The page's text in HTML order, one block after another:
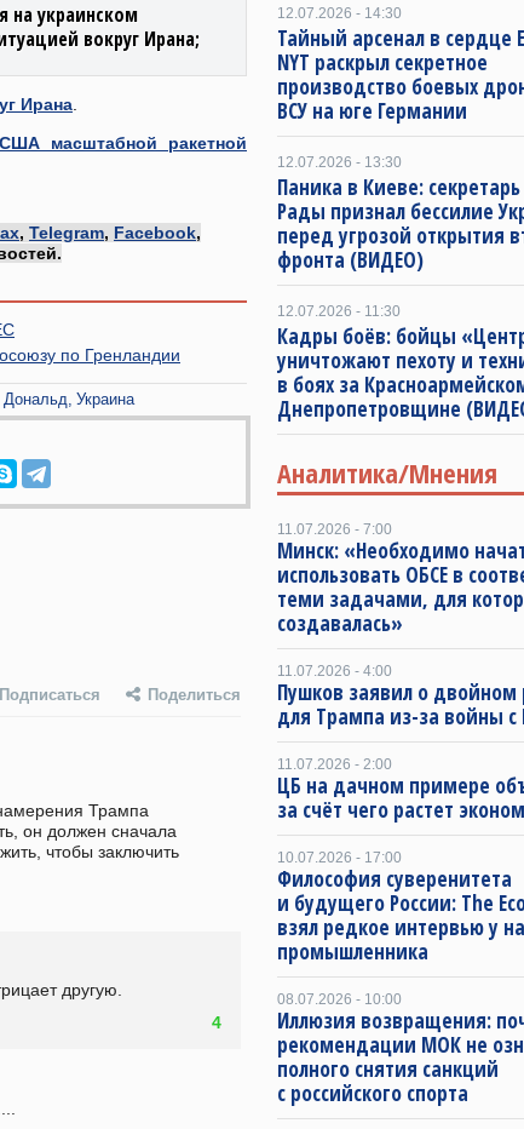
на украинском
вокруг Ирана;
Ирана
масштабной ракетной
, Telegram, Facebook,
по Гренландии
Украина
Подписаться Поделиться
Трампа
он должен сначала
чтобы заключить
другую.
4
12.07.2026 - 14:30
Тайный арсенал в сердце
NYT раскрыл секретное
производство боевых
ВСУ на юге Германии
12.07.2026 - 13:30
Паника в Киеве:
Рады признал бессилие
перед угрозой открытия
фронта (ВИДЕО)
12.07.2026 - 11:30
Кадры боёв: бойцы
уничтожают пехоту и
в боях за
Днепропетровщине
Аналитика/Мнения
11.07.2026 - 7:00
Минск: «Необходимо
использовать ОБСЕ в
теми задачами, для
создавалась»
11.07.2026 - 4:00
Пушков заявил о двойном
для Трампа из-за войны
11.07.2026 - 2:00
ЦБ на дачном примере
за счёт чего растет
10.07.2026 - 17:00
Философия суверенитета
и будущего России: The
взял редкое интервью у
промышленника
08.07.2026 - 10:00
Иллюзия возвращения:
рекомендации МОК не
полного снятия санкций
с российского спорта